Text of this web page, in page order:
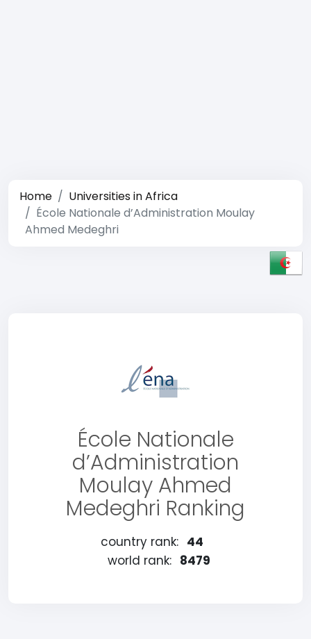
Home
Universities in Africa
École Nationale d’Administration Moulay
Ahmed Medeghri
École Nationale
d’Administration
Moulay Ahmed
Medeghri Ranking
country rank: 44
world rank: 8479